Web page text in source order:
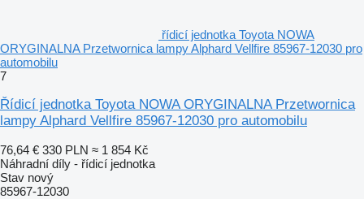
řídicí jednotka Toyota NOWA
ORYGINALNA Przetwornica lampy Alphard Vellfire 85967-12030 pro
automobilu
7
Řídicí jednotka Toyota NOWA ORYGINALNA Przetwornica
lampy Alphard Vellfire 85967-12030 pro automobilu
76,64 € 330 PLN ≈ 1 854 Kč
Náhradní díly - řídicí jednotka
Stav nový
85967-12030